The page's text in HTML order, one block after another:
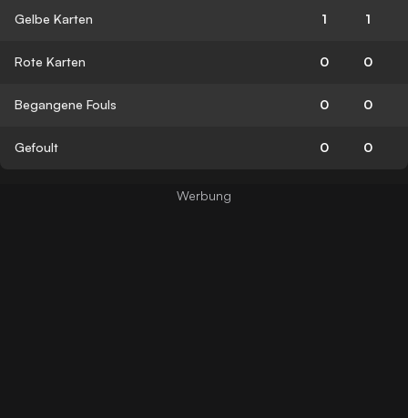
Gelbe Karten 1 1
Rote Karten 0 0
Begangene Fouls 0 0
Gefoult 0 0